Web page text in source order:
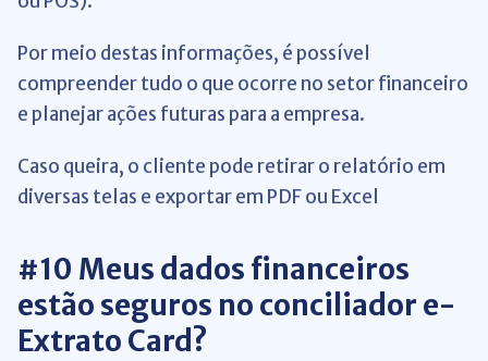
Por meio destas informações, é possível
compreender tudo o que ocorre no setor financeiro
e planejar ações futuras para a empresa.
Caso queira, o cliente pode retirar o relatório em
diversas telas e exportar em PDF ou Excel
#10 Meus dados financeiros
estão seguros no conciliador e-
Extrato Card?